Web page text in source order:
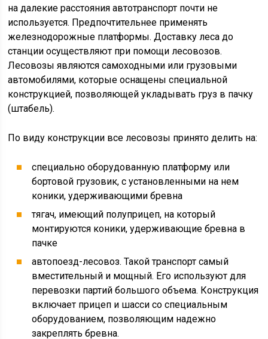
на далекие расстояния автотранспорт почти не
используется. Предпочтительнее применять
железнодорожные платформы. Доставку леса до
станции осуществляют при помощи лесовозов.
Лесовозы являются самоходными или грузовыми
автомобилями, которые оснащены специальной
конструкцией, позволяющей укладывать груз в пачку
(штабель).
По виду конструкции все лесовозы принято делить на:
специально оборудованную платформу или
бортовой грузовик, с установленными на нем
коники, удерживающими бревна
тягач, имеющий полуприцеп, на который
монтируются коники, удерживающие бревна в
пачке
автопоезд-лесовоз. Такой транспорт самый
вместительный и мощный. Его используют для
перевозки партий большого объема. Конструкция
включает прицеп и шасси со специальным
оборудованием, позволяющим надежно
закреплять бревна.